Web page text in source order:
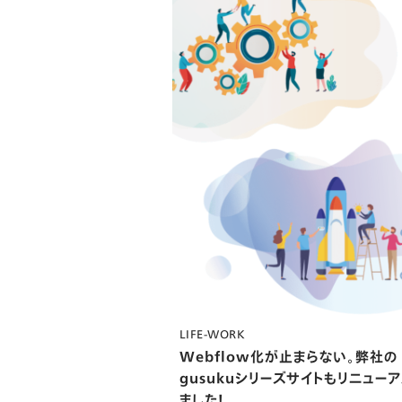
LIFE-WORK
Webflow化が止まらない。弊社の
gusukuシリーズサイトもリニュー